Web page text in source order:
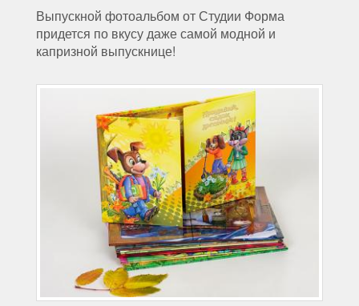
Выпускной фотоальбом от Студии Форма
придется по вкусу даже самой модной и
капризной выпускнице!